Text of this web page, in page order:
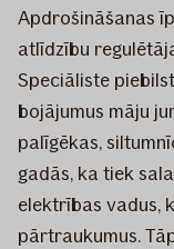
Apdrošināšanas
atlīdzību
Speciāliste
bojājumus māju
palīgēkas,
gadās, ka tiek
elektrības vadus,
pārtraukumus.